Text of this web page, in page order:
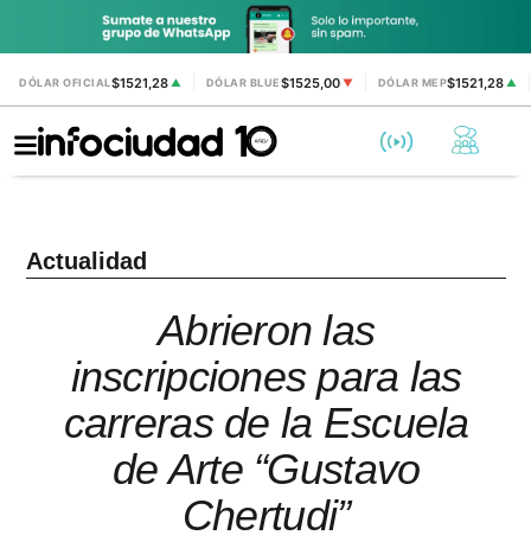
DÓLAR OFICIAL$1521,28 ▲ DÓLAR BLUE$1525,00 ▼ DÓLAR MEP$1521,28▲
Actualidad
Abrieron las
inscripciones para las
carreras de la Escuela
de Arte “Gustavo
Chertudi”